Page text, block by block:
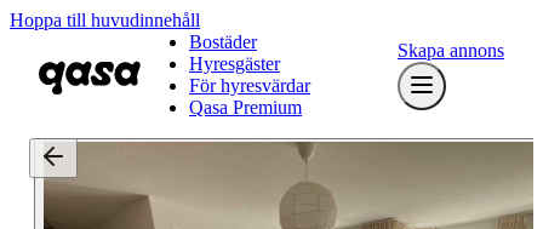
Hoppa till huvudinnehåll
Bostäder
Hyresgäster
För hyresvärdar
Qasa Premium
Skapa annons